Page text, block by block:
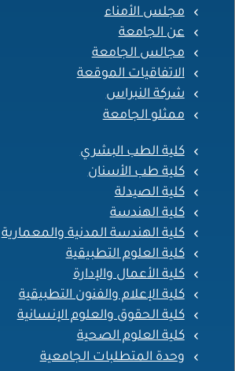
مجلس الأمناء
عن الجامعة
مجالس الجامعة
الاتفاقيات الموقعة
شركة النبراس
ممثلو الجامعة
كلية الطب البشري
كلية طب الأسنان
كلية الصيدلة
كلية الهندسة
كلية الهندسة المدنية والمعمارية
كلية العلوم التطبيقية
كلية الأعمال والإدارة
كلية الإعلام والفنون التطبيقية
كلية الحقوق والعلوم الإنسانية
كلية العلوم الصحية
وحدة المتطلبات الجامعية